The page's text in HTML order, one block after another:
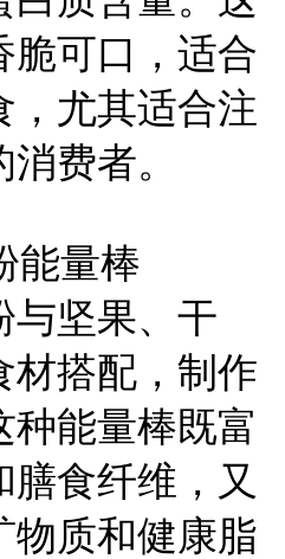
脆可口，适合
，尤其适合注
费者。
能量棒
与坚果、干
材搭配，制作
种能量棒既富
食纤维，又
物质和健康脂